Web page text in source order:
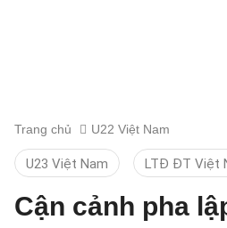
Trang chủ U22 Việt Nam
U23 Việt Nam LTĐ ĐT Việt
Cận cảnh pha